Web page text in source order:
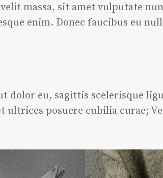
massa, sit amet vulputate
enim. Donec faucibus eu
dolor eu, sagittis scelerisque
posuere cubilia curae;